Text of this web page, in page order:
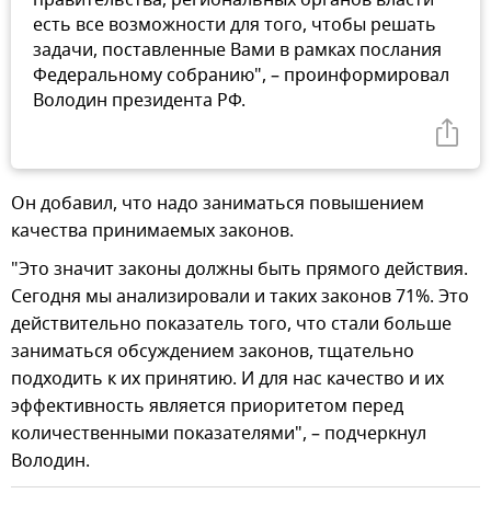
есть все возможности для того, чтобы решать
задачи, поставленные Вами в рамках послания
Федеральному собранию", – проинформировал
Володин президента РФ.
Он добавил, что надо заниматься повышением
качества принимаемых законов.
"Это значит законы должны быть прямого действия.
Сегодня мы анализировали и таких законов 71%. Это
действительно показатель того, что стали больше
заниматься обсуждением законов, тщательно
подходить к их принятию. И для нас качество и их
эффективность является приоритетом перед
количественными показателями", – подчеркнул
Володин.